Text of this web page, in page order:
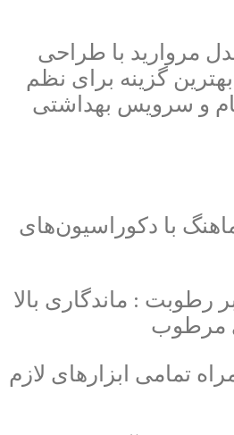
مروارید با طراحی
گزینه برای نظم
و سرویس بهداشتی
با دکوراسیون‌های
رطوبت : ماندگاری بالا
مرطوب
تمامی ابزارهای لازم